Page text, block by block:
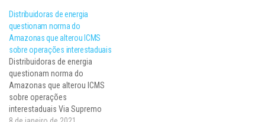
resolução dos embargos de
declaração a respeito do ICMS
na base de cálculo do PIS e da
Cofins…
Distribuidoras de energia
questionam norma do
Amazonas que alterou ICMS
sobre operações interestaduais
Distribuidoras de energia
questionam norma do
Amazonas que alterou ICMS
sobre operações
interestaduais Via Supremo